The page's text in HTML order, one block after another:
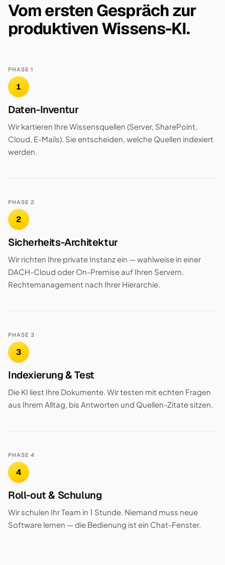
Vom ersten Gespräch zur
produktiven Wissens-KI.
PHASE 1
1
Daten-Inventur
Wir kartieren Ihre Wissensquellen (Server, SharePoint,
Cloud, E-Mails). Sie entscheiden, welche Quellen indexiert
werden.
PHASE 2
2
Sicherheits-Architektur
Wir richten Ihre private Instanz ein — wahlweise in einer
DACH-Cloud oder On-Premise auf Ihren Servern.
Rechtemanagement nach Ihrer Hierarchie.
PHASE 3
3
Indexierung & Test
Die KI liest Ihre Dokumente. Wir testen mit echten Fragen
aus Ihrem Alltag, bis Antworten und Quellen-Zitate sitzen.
PHASE 4
4
Roll-out & Schulung
Wir schulen Ihr Team in 1 Stunde. Niemand muss neue
Software lernen — die Bedienung ist ein Chat-Fenster.